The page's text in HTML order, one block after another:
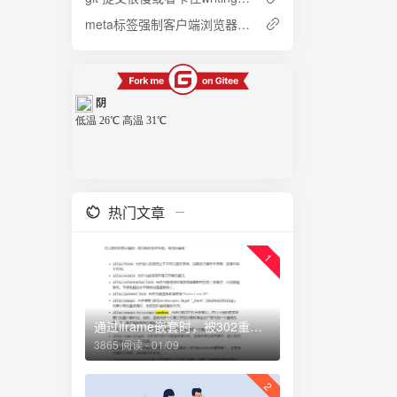
meta标签强制客户端浏览器为google内核+兼容+双核
热门文章
1
通过iframe嵌套时，被302重定向怎么办？
3865 阅读 - 01/09
2